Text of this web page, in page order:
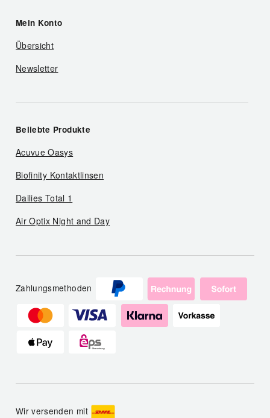
Mein Konto
Übersicht
Newsletter
Beliebte Produkte
Acuvue Oasys
Biofinity Kontaktlinsen
Dailies Total 1
Air Optix Night and Day
Zahlungsmethoden
Wir versenden mit